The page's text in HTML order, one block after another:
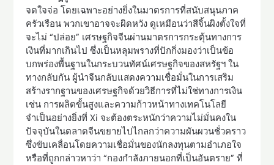
จดใจจ่อ โดยเฉพาะอย่างยิ่งในมาตรการที่สนับสนุนภาค
ครัวเรือน พวกเขาอาจจะผิดหวัง ดูเหมือนว่าสีจิ้นผิงตั้งใจที่
จะไม่ “ปล่อย” เศรษฐกิจจีนผ่านมาตรการกระตุ้นทางการ
เงินที่มากเกินไป ซึ่งเป็นหลุมพรางที่ปักกิ่งมองว่าเป็นข้อ
บกพร่องพื้นฐานในกระบวนทัศน์เศรษฐกิจของสหรัฐฯ ใน
ทางกลับกัน ผู้นำจีนกลับแสดงความเชื่อมั่นในการเสริม
สร้างรากฐานของเศรษฐกิจด้วยวิธีการที่ไม่ใช่ทางการเงิน
เช่น การผลิตขั้นสูงและความก้าวหน้าทางเทคโนโลยี
จำเป็นอย่างยิ่งที่ Xi จะต้องตระหนักว่าความไม่มั่นคงใน
ปัจจุบันในตลาดจีนขยายไปไกลกว่าความผันผวนชั่วคราว
ซึ่งขับเคลื่อนโดยความเชื่อมั่นของนักลงทุนตามอำเภอใจ
หรือที่ถูกกล่าวหาว่า “กองกำลังภายนอกที่เป็นอันตราย” ที่